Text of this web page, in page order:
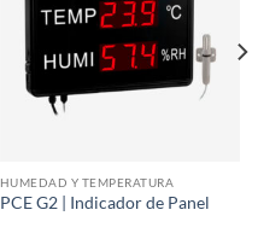
HUMEDAD Y TEMPERATURA
PCE G2 | Indicador de Panel